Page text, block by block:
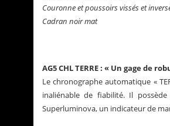
Couronne et poussoirs vissés et
Cadran noir mat
AG5 CHL TERRE : « Un gage de
Le chronographe automatique «
inaliénable de fiabilité. Il
Superluminova, un indicateur de